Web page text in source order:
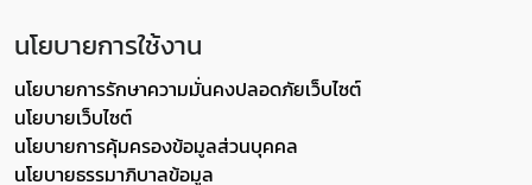
นโยบายการใช้งาน
นโยบายการรักษาความมั่นคงปลอดภัยเว็บไซต์
นโยบายเว็บไซต์
นโยบายการคุ้มครองข้อมูลส่วนบุคคล
นโยบายธรรมาภิบาลข้อมูล